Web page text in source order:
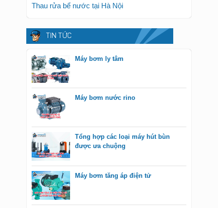
Thau rửa bể nước tại Hà Nội
TIN TỨC
Máy bơm ly tâm
Máy bơm nước rino
Tổng hợp các loại máy hút bùn
được ưa chuộng
Máy bơm tăng áp điện tử